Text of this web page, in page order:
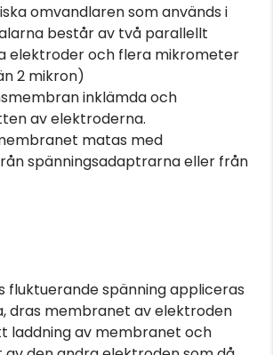
omvandlaren som används i
består av två parallellt
elektroder och flera mikrometer
2 mikron)
inklämda och
av elektroderna.
matas med
spänningsadaptrarna eller från
fluktuerande spänning appliceras
dras membranet av elektroden
laddning av membranet och